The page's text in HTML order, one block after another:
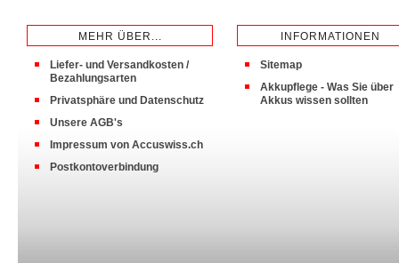
MEHR ÜBER...
Liefer- und Versandkosten /
Bezahlungsarten
Privatsphäre und Datenschutz
Unsere AGB's
Impressum von Accuswiss.ch
Postkontoverbindung
INFORMATIONEN
Sitemap
Akkupflege - Was Sie über
Akkus wissen sollten